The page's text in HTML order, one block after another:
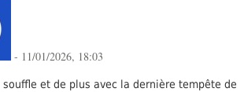
- 11/01/2026, 18:03
et de plus avec la dernière tempête de